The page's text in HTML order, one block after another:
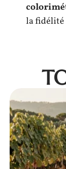
la fidélité